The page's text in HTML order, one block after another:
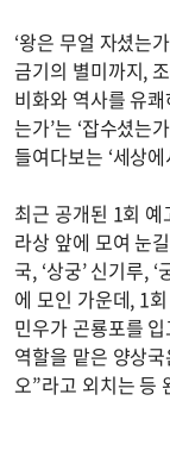
‘왕은 무얼 자셨는
금기의 별미까지,
비화와 역사를 유
는가’는 ‘잡수셨는
들여다보는 ‘세상
최근 공개된 1회
라상 앞에 모여 눈
국, ‘상궁’ 신기루,
에 모인 가운데, 1
민우가 곤룡포를
역할을 맡은 양상
오”라고 외치는 등